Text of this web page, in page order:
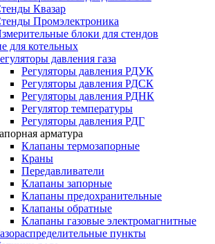
Квазар
Промэлектроника
блоки для стендов
для котельных
давления газа
Регуляторы давления РДУК
Регуляторы давления РДСК
Регуляторы давления РДНК
Регулятор температуры
Регуляторы давления РДГ
арматура
Клапаны термозапорные
Краны
Передавливатели
Клапаны запорные
Клапаны предохранительные
Клапаны обратные
Клапаны газовые электромагнитные
пункты